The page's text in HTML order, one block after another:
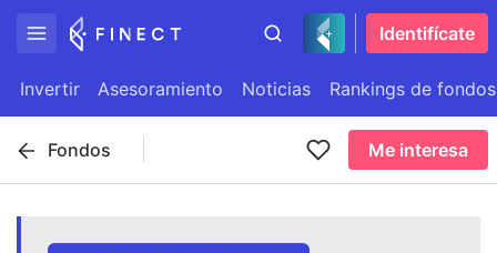
Identifícate
Invertir Asesoramiento Noticias Rankings de fondos
Fondos Me interesa